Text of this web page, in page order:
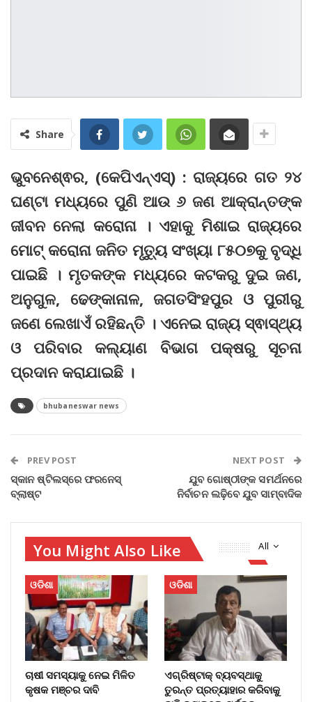
Share
ଭୁବନେଶ୍ଵର, (କେପିଏନ୍‌ଏସ୍‌) : ରାଜ୍ୟରେ ଗତ ୨୪
ଘଣ୍ଟା ମଧ୍ୟରେ ପୁଣି ଆଉ ୬ ଜଣ ଆକ୍ରାନ୍ତଙ୍କ
ଜୀବନ ନେଲା କରୋନା । ଏହାକୁ ମିଶାଇ ରାଜ୍ୟରେ
ମୋଟ୍ କରୋନା ଜନିତ ମୃତ୍ୟୁ ସଂଖ୍ୟା ୮୫୦୭କୁ ବୃଦ୍ଧି
ପାଇଛି । ମୃତକଙ୍କ ମଧ୍ୟରେ କଟକରୁ ଦୁଇ ଜଣ,
ଅନୁଗୁଳ, ଢେଙ୍କାନାଳ, ଜଗତସିଂହପୁର ଓ ପୁରୀରୁ
ଜଣେ ଲେଖାଏଁ ରହିଛନ୍ତି । ଏନେଇ ରାଜ୍ୟ ସ୍ଵାସ୍ଥ୍ୟ
ଓ ପରିବାର କଲ୍ୟାଣ ବିଭାଗ ପକ୍ଷରୁ ସୂଚନା
ପ୍ରଦାନ କରାଯାଇଛି ।
bhubaneswar news
PREV POST
ସ୍କାନ ଷ୍ଟିଲସ୍‌ରେ ଫରନେସ୍‌
ବ୍ଲାଷ୍ଟ
NEXT POST
ଯୁବ ଗୋଷ୍ଠୀଙ୍କ ସମର୍ଥନରେ
ନିର୍ବାଚନ ଲଢ଼ିବେ ଯୁବ ସାମ୍ବାଦିକ
All
You Might Also Like
ଓଡିଶା
ଚାଷୀ ସମସ୍ୟାକୁ ନେଇ ମିଳିତ
କୃଷକ ମଞ୍ଚର ଦାବି
ଓଡିଶା
ଏଗ୍ରିଷ୍ଟାକ୍‌ ବ୍ୟବସ୍ଥାକୁ
ତୁରନ୍ତ ପ୍ରତ୍ୟାହାର କରିବାକୁ